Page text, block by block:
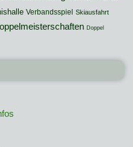
Verbandsspiel Skiausfahrt
Doppel